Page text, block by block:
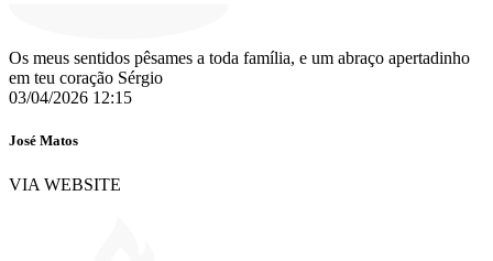
Os meus sentidos pêsames a toda família, e um abraço apertadinho
em teu coração Sérgio
03/04/2026 12:15
José Matos
VIA WEBSITE